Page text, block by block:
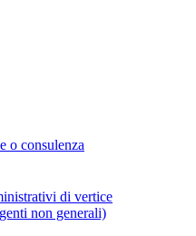
o consulenza
di vertice
non generali)